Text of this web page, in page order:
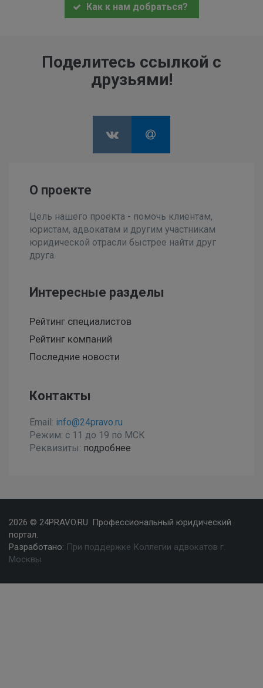
Как к нам добраться?
Поделитесь ссылкой с
друзьями!
О проекте
Цель нашего проекта - помочь клиентам,
юристам, адвокатам и другим участникам
юридической отрасли быстрее найти друг
друга.
Интересные разделы
Рейтинг специалистов
Рейтинг компаний
Последние новости
Контакты
Email: info@24pravo.ru
Режим: с 11 до 19 по МСК
Реквизиты: подробнее
2026 © 24PRAVO.RU. Профессиональный юридический
портал.
Разработано: При поддержке Коллегии адвокатов г.
Москвы